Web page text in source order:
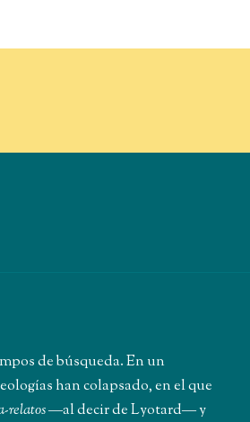
de búsqueda. En un
han colapsado, en el que
relatos―al decir de Lyotard― y